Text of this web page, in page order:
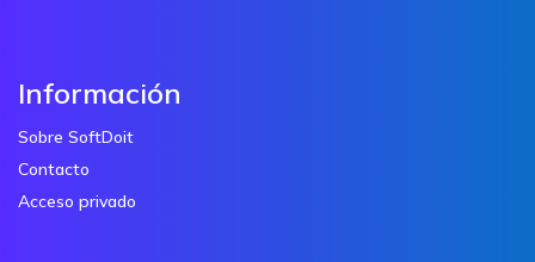
Información
Sobre SoftDoit
Contacto
Acceso privado